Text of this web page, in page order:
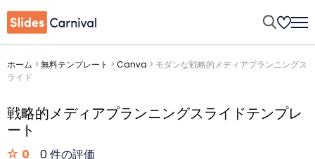
ホーム > 無料テンプレート > Canva > モダンな戦略的メディアプランニングス
ライド
戦略的メディアプランニングスライドテンプレ
ート
0 0 件の評価